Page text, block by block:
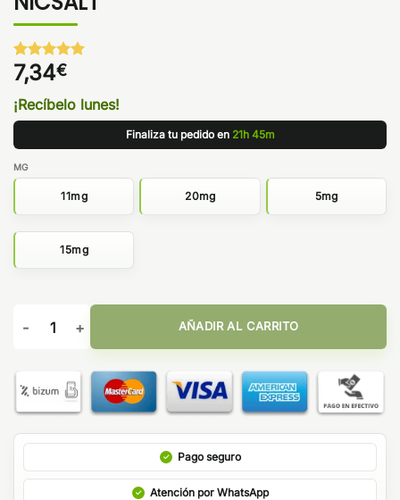
Valorado
con
de 5
en base a
1
valoración
de un
7,34€
¡Recíbelo lunes!
Finaliza tu pedido en 21h 45m
MG
11mg 20mg 5mg
15mg
BLOOD ORANGE & GUAVA (20mg/10ml) - JUST JUICE
AÑADIR AL CARRITO
Pago seguro
Atención por WhatsApp